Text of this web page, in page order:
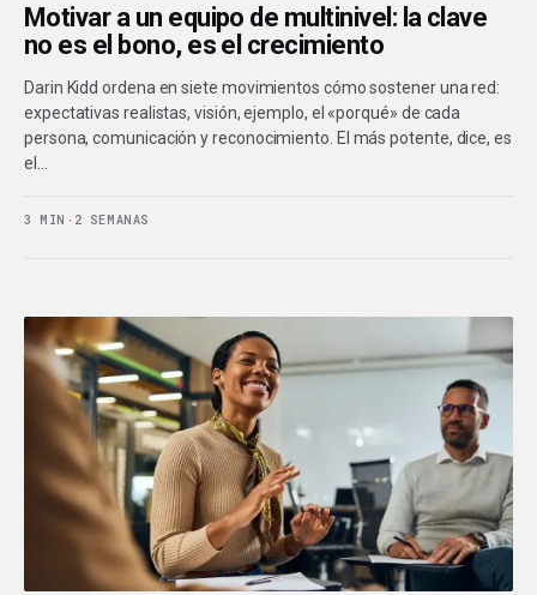
Motivar a un equipo de multinivel: la clave
no es el bono, es el crecimiento
Darin Kidd ordena en siete movimientos cómo sostener una red:
expectativas realistas, visión, ejemplo, el «porqué» de cada
persona, comunicación y reconocimiento. El más potente, dice, es
el…
3 MIN · 2 SEMANAS